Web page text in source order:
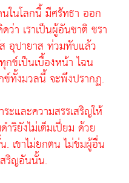
นโลกนี้ มีศรัทธา ออก
า เราเป็นผู้อันชาติ ชรา
อุปายาส ท่วมทับแล้ว
ข์เป็นเบื้องหน้า ไฉน
ทั้งมวลนี้ จะพึงปรากฏ.
ะและความสรรเสริญให้
ริยังไม่เต็มเปี่ยม ด้วย
เขาไม่ยกตน ไม่ข่มผู้อื่น
สริญอันนั้น.